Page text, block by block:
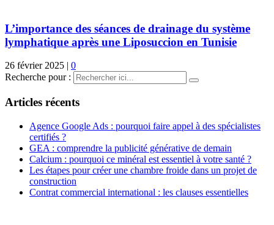
L’importance des séances de drainage du système
lymphatique après une Liposuccion en Tunisie
26 février 2025
0
Recherche pour :
Articles récents
Agence Google Ads : pourquoi faire appel à des spécialistes
certifiés ?
GEA : comprendre la publicité générative de demain
Calcium : pourquoi ce minéral est essentiel à votre santé ?
Les étapes pour créer une chambre froide dans un projet de
construction
Contrat commercial international : les clauses essentielles